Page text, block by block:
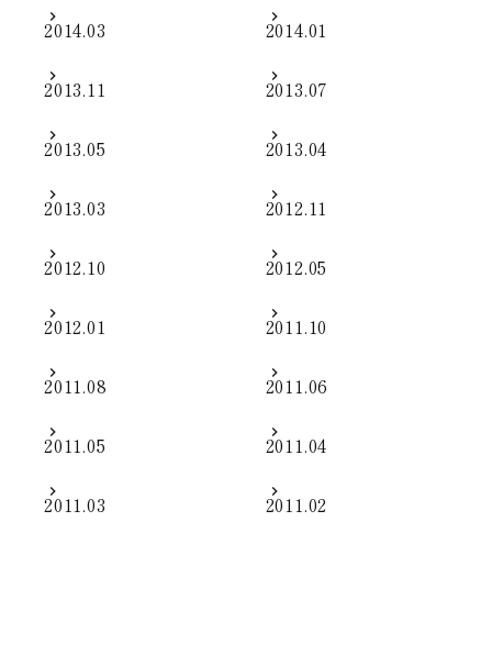
2014.03 2014.01
2013.11 2013.07
2013.05 2013.04
2013.03 2012.11
2012.10 2012.05
2012.01 2011.10
2011.08 2011.06
2011.05 2011.04
2011.03 2011.02